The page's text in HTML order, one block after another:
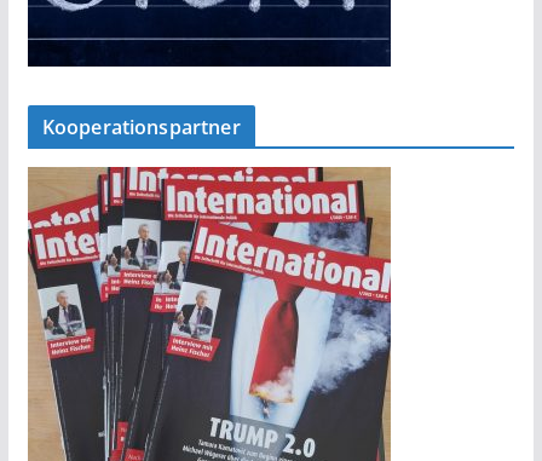
Kooperationspartner